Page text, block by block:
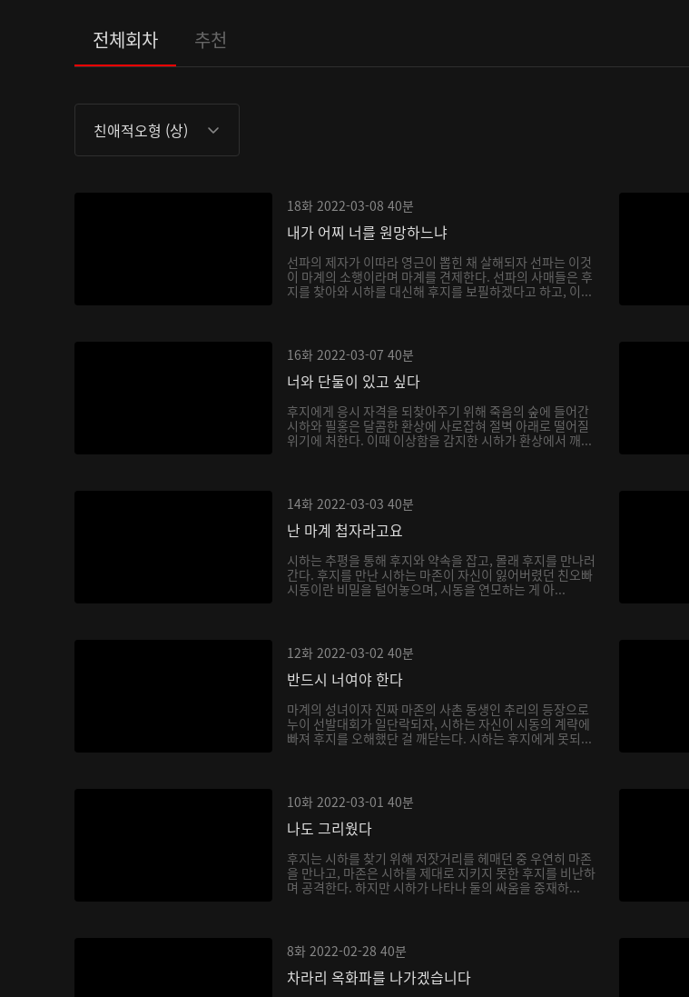
전체회차 추천
친애적오형 (상)
18화 2022-03-08 40분
내가 어찌 너를 원망하느냐
선파의 제자가 이따라 영근이 뽑힌 채 살해되자 선파는 이것
이 마계의 소행이라며 마계를 견제한다. 선파의 사매들은 후
지를 찾아와 시하를 대신해 후지를 보필하겠다고 하고, 이...
16화 2022-03-07 40분
너와 단둘이 있고 싶다
후지에게 응시 자격을 되찾아주기 위해 죽음의 숲에 들어간
시하와 필홍은 달콤한 환상에 사로잡혀 절벽 아래로 떨어질
위기에 처한다. 이때 이상함을 감지한 시하가 환상에서 깨...
14화 2022-03-03 40분
난 마계 첩자라고요
시하는 추평을 통해 후지와 약속을 잡고, 몰래 후지를 만나러
간다. 후지를 만난 시하는 마존이 자신이 잃어버렸던 친오빠
시동이란 비밀을 털어놓으며, 시동을 연모하는 게 아...
12화 2022-03-02 40분
반드시 너여야 한다
마계의 성녀이자 진짜 마존의 사촌 동생인 추리의 등장으로
누이 선발대회가 일단락되자, 시하는 자신이 시동의 계략에
빠져 후지를 오해했단 걸 깨닫는다. 시하는 후지에게 못되...
10화 2022-03-01 40분
나도 그리웠다
후지는 시하를 찾기 위해 저잣거리를 헤매던 중 우연히 마존
을 만나고, 마존은 시하를 제대로 지키지 못한 후지를 비난하
며 공격한다. 하지만 시하가 나타나 둘의 싸움을 중재하...
8화 2022-02-28 40분
차라리 옥화파를 나가겠습니다